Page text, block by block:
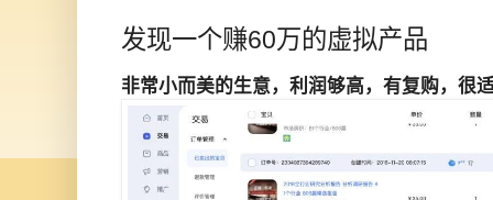
发现一个赚60万的虚拟产品
非常小而美的生意，利润够高，有复购，很